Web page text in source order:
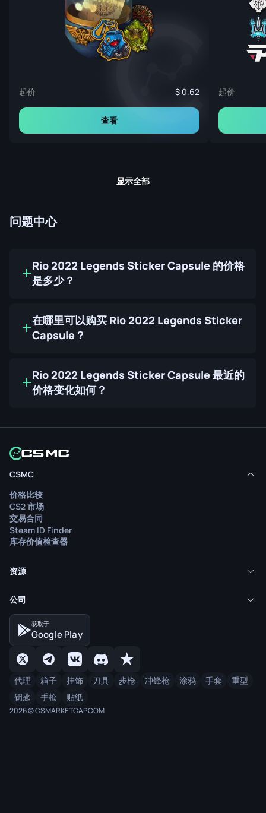
起价 0.62
查看
起价
显示全部
问题中心
Rio 2022 Legends Sticker Capsule 的价格
是多少？
在哪里可以购买 Rio 2022 Legends Sticker
Capsule？
Rio 2022 Legends Sticker Capsule 最近的
价格变化如何？
CSMC
价格比较
CS2 市场
交易合同
Steam ID Finder
库存价值检查器
资源
公司
获取于
Google Play
代理 箱子 挂饰 刀具 步枪 冲锋枪 涂鸦 手套
重型
钥匙
手枪 贴纸
2026 © CSMARKETCAP.COM